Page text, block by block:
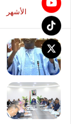
الأشهر